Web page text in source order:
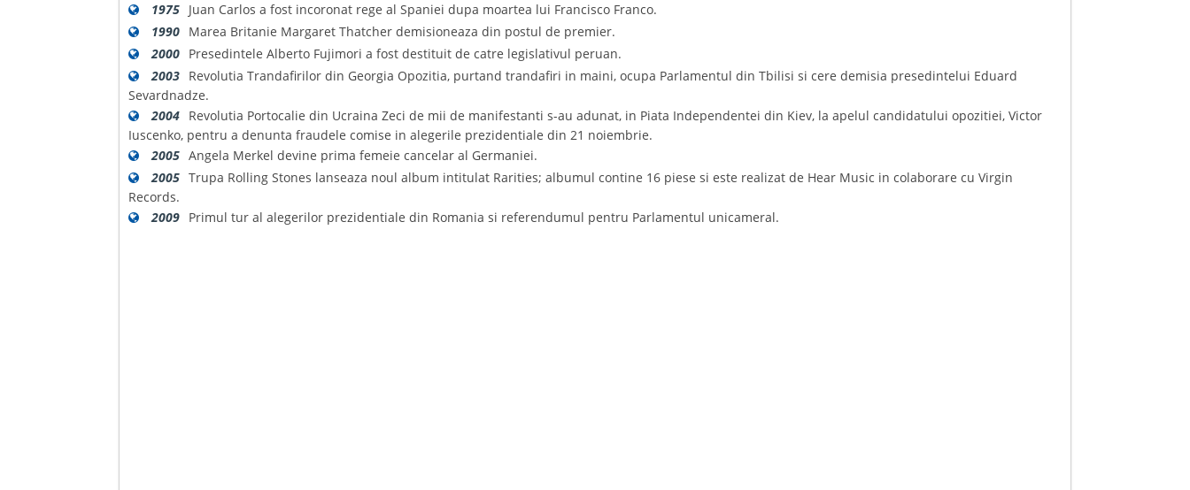
1975 Juan Carlos a fost incoronat rege al Spaniei dupa moartea lui Francisco Franco.
1990 Marea Britanie Margaret Thatcher demisioneaza din postul de premier.
2000 Presedintele Alberto Fujimori a fost destituit de catre legislativul peruan.
2003 Revolutia Trandafirilor din Georgia Opozitia, purtand trandafiri in maini, ocupa Parlamentul din Tbilisi si cere demisia presedintelui Eduard
Sevardnadze.
2004 Revolutia Portocalie din Ucraina Zeci de mii de manifestanti s-au adunat, in Piata Independentei din Kiev, la apelul candidatului opozitiei, Victor
Iuscenko, pentru a denunta fraudele comise in alegerile prezidentiale din 21 noiembrie.
2005 Angela Merkel devine prima femeie cancelar al Germaniei.
2005 Trupa Rolling Stones lanseaza noul album intitulat Rarities; albumul contine 16 piese si este realizat de Hear Music in colaborare cu Virgin
Records.
2009 Primul tur al alegerilor prezidentiale din Romania si referendumul pentru Parlamentul unicameral.